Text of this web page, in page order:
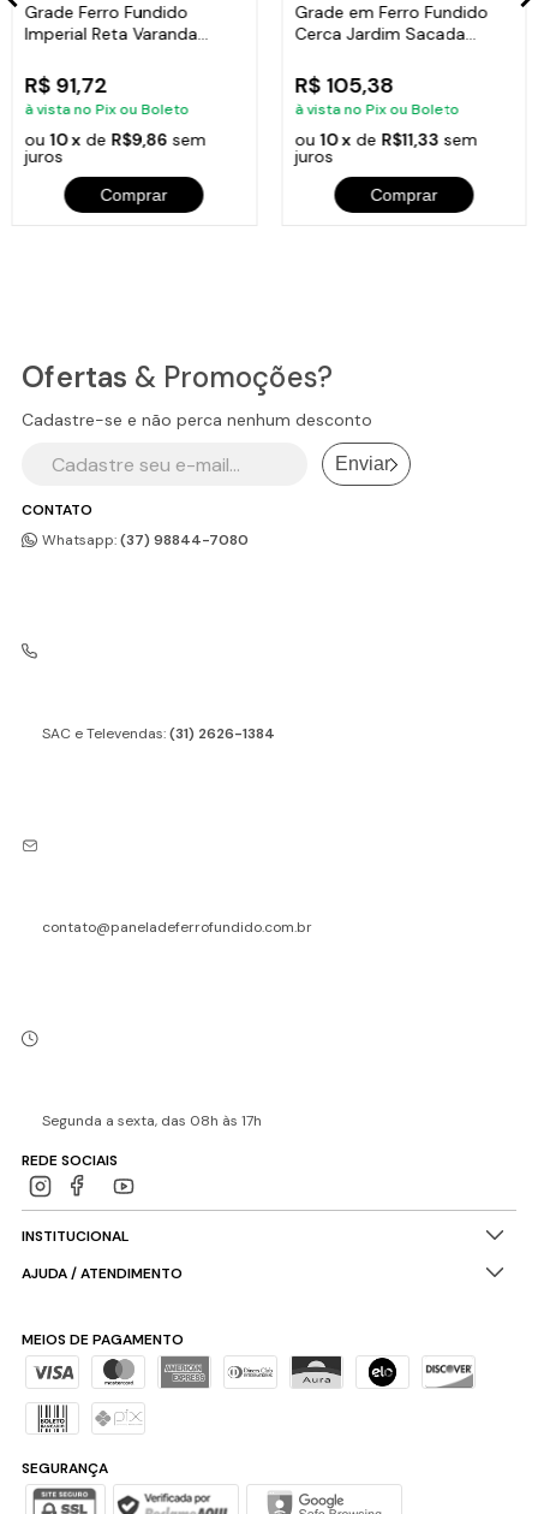
Grade Ferro Fundido
Imperial Reta Varanda
R$ 91,72
à vista no Pix ou Boleto
ou10 x de R$9,86 sem
juros
Comprar
Grade em Ferro Fundido
Cerca Jardim Sacada
R$ 105,38
à vista no Pix ou Boleto
ou 10 x de R$11,33 sem
juros
Comprar
CONTATO
Whatsapp:(37) 98844-7080
SAC e Televendas:(31) 2626-1384
contato@paneladeferrofundido.com.br
Segunda a sexta, das 08h às 17h
REDE SOCIAIS
INSTITUCIONAL
AJUDA / ATENDIMENTO
Ofertas & Promoções?
Cadastre-se e não perca nenhum desconto
Enviar
MEIOS DE PAGAMENTO
SEGURANÇA